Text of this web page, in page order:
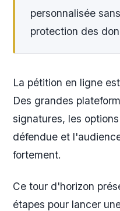
personnalisée
protection des
La pétition en ligne
Des grandes
signatures, les
défendue et
fortement.
Ce tour d'horizon
étapes pour lancer